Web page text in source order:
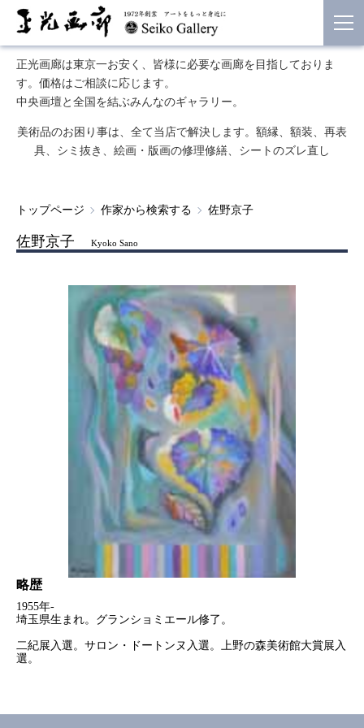
正光画廊は東京一お安く、皆様に必要な画廊を目指しておりま
す。価格はご相談に応じます。
中央画壇と全国を結ぶみんなのギャラリー。
美術品のお困り事は、全て当店で解決します。額縁、額装、再表
具、シミ抜き、絵画・版画の修理修繕、シートのズレ直し
トップページ 作家から検索する 佐野京子
佐野京子 Kyoko Sano
略歴
1955年-
埼玉県生まれ。グランショミエール修了。
二紀展入選。サロン・ドートンヌ入選。上野の森美術館大賞展入
選。